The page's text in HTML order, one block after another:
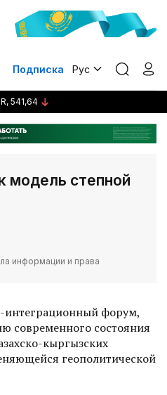
Подписка Рус
541,64
модель степной
информации и права
форум,
современного состояния
кыргызских
геополитической